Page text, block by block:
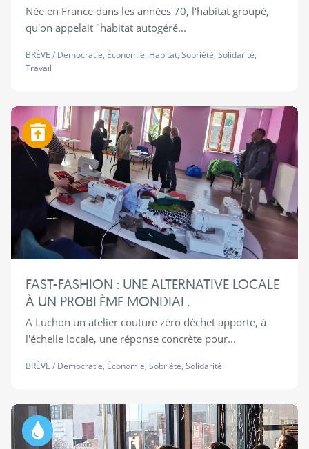
Née en France dans les années 70, l'habitat groupé,
qu'on appelait "habitat autogéré...
BRÈVE / Démocratie, Économie, Habitat, Sobriété, Solidarité,
Travail
Zéro déchet
FAST-FASHION : UNE ALTERNATIVE LOCALE
À UN PROBLÈME MONDIAL.
A Luchon un atelier couture zéro déchet apporte, à
l'échelle locale, une réponse concrète pour...
BRÈVE / Démocratie, Économie, Sobriété, Solidarité
Eau